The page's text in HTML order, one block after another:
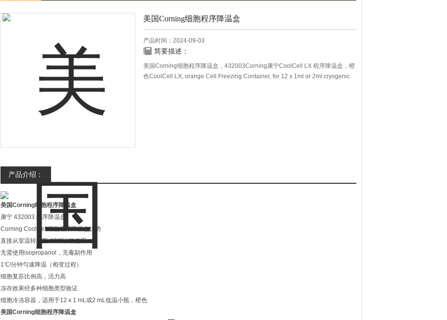
美国Corning细胞程序降温盒
产品时间：2024-09-03
简要描述：
美国Corning细胞程序降温盒，432003Corning康宁CoolCell LX 程序降温盒，橙
色CoolCell LX, orange Cell Freezing Container, for 12 x 1ml or 2ml cryogenic
产品介绍：
美国Corning细胞程序降温盒
康宁 432003 程序降温盒
Corning CoolCell细胞程序降温盒优势
直接从室温转移至-80℃冰箱使用
无需使用isopropanol，无毒副作用
1℃/分钟匀速降温（相变过程）
细胞复苏比例高，活力高
冻存效果经多种细胞类型验证
细胞冷冻容器，适用于12 x 1 mL或2 mL低温小瓶，橙色
美国Corning细胞程序降温盒